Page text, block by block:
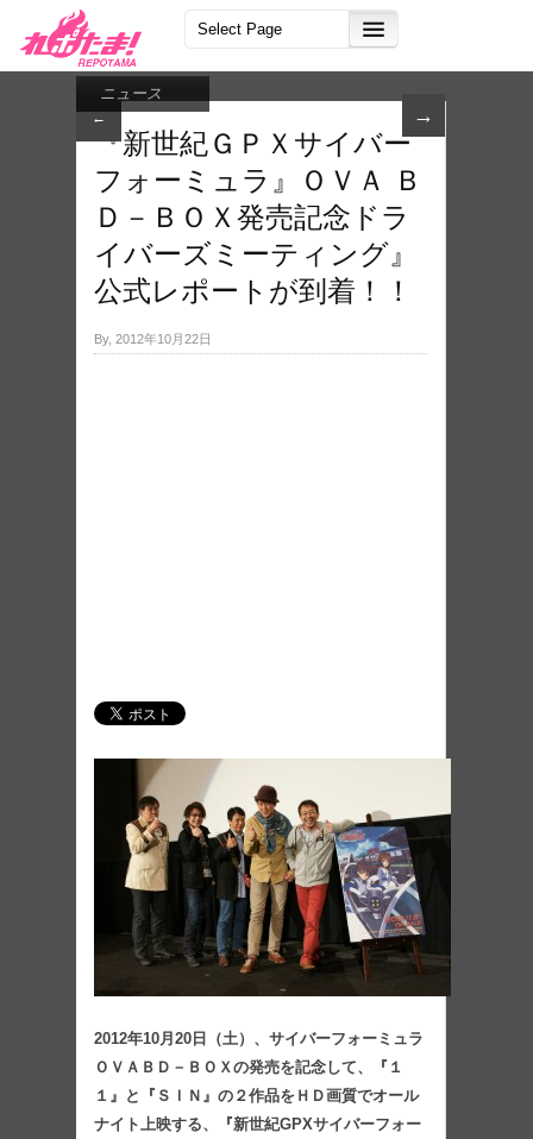
← →
ニュース
『新世紀ＧＰＸサイバー
フォーミュラ』ＯＶＡ Ｂ
Ｄ－ＢＯＸ発​売記念ドラ
イバーズミ​ーティング』
公式レポートが到着！！
By, 2012年10月22日
2012年10月20日（土）、サイバーフォーミュラ
ＯＶＡＢＤ－ＢＯＸの発売を記念して、『１
１』と『ＳＩＮ』の２作品をＨＤ画質でオール
ナイト上映する、『新世紀GPXサイバーフォー